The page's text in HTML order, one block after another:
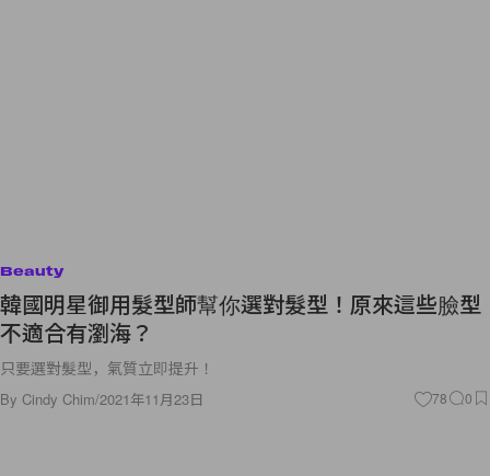
Beauty
韓國明星御用髮型師幫你選對髮型！原來這些臉型
不適合有瀏海？
只要選對髮型，氣質立即提升！
By Cindy Chim/2021年11月23日 78 0